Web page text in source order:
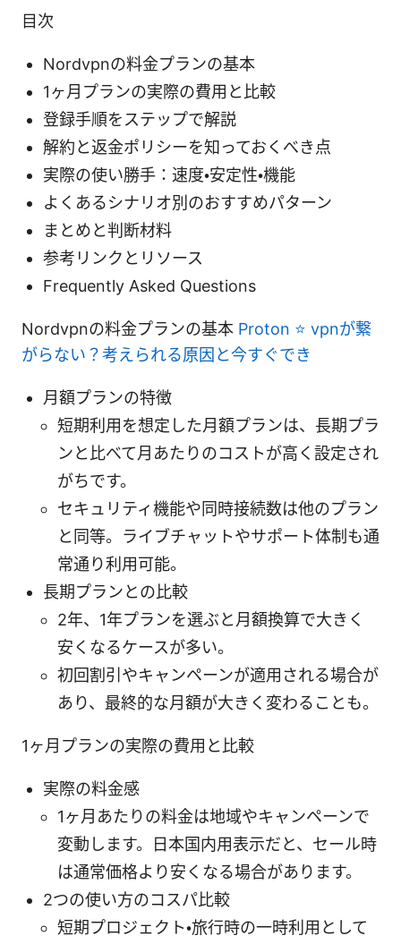
目次
Nordvpnの料金プランの基本
1ヶ月プランの実際の費用と比較
登録手順をステップで解説
解約と返金ポリシーを知っておくべき点
実際の使い勝手：速度・安定性・機能
よくあるシナリオ別のおすすめパターン
まとめと判断材料
参考リンクとリソース
Frequently Asked Questions
Nordvpnの料金プランの基本 Proton ⭐ vpnが繋
がらない？考えられる原因と今すぐでき
月額プランの特徴
短期利用を想定した月額プランは、長期プラ
ンと比べて月あたりのコストが高く設定され
がちです。
セキュリティ機能や同時接続数は他のプラン
と同等。ライブチャットやサポート体制も通
常通り利用可能。
長期プランとの比較
2年、1年プランを選ぶと月額換算で大きく
安くなるケースが多い。
初回割引やキャンペーンが適用される場合が
あり、最終的な月額が大きく変わることも。
1ヶ月プランの実際の費用と比較
実際の料金感
1ヶ月あたりの料金は地域やキャンペーンで
変動します。日本国内用表示だと、セール時
は通常価格より安くなる場合があります。
2つの使い方のコスパ比較
短期プロジェクト・旅行時の一時利用として